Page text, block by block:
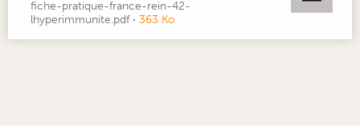
fiche-pratique-france-rein-42-
lhyperimmunite.pdf· 363 Ko